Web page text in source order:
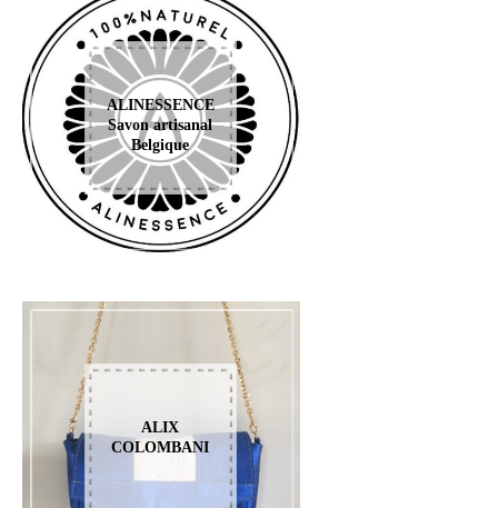
ALINESSENCE
Savon artisanal
Belgique
ALIX
COLOMBANI